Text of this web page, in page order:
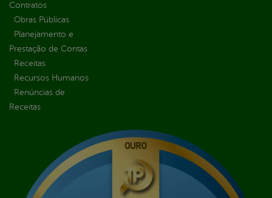
Contratos
Obras Públicas
Planejamento e
Prestação de Contas
Receitas
Recursos Humanos
Renúncias de
Receitas